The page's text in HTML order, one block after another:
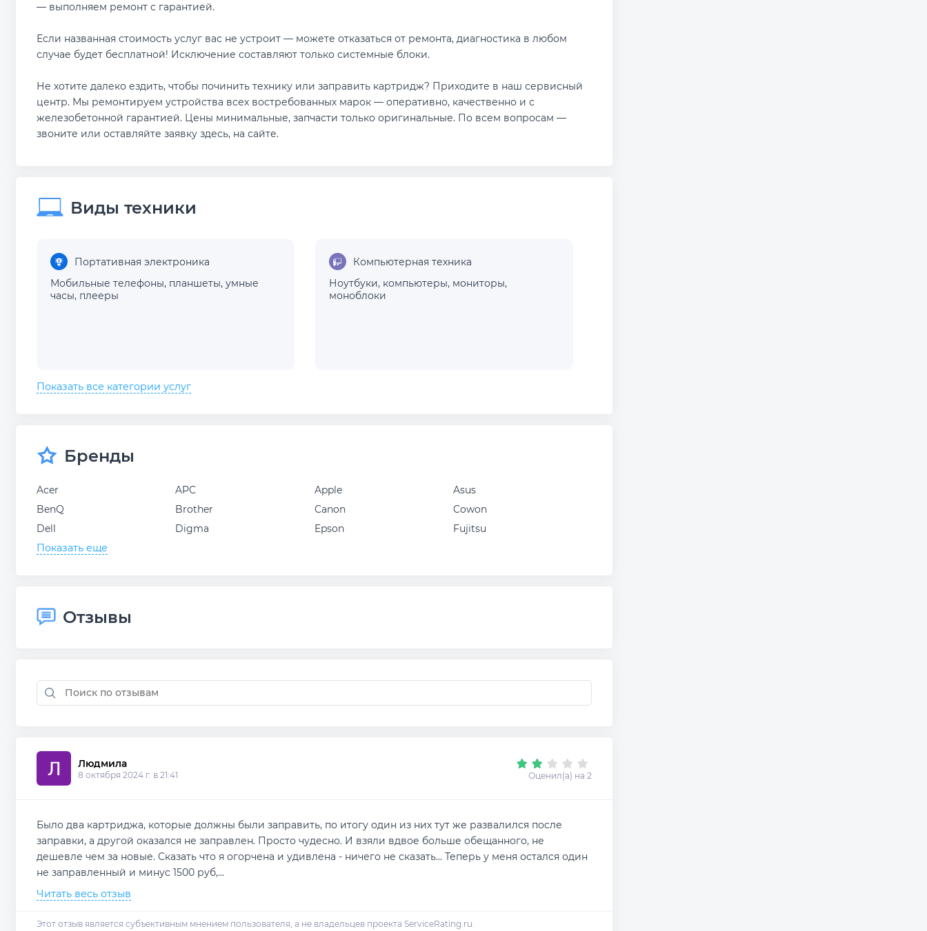
— выполняем ремонт с гарантией.
Если названная стоимость услуг вас не устроит — можете отказаться от ремонта, диагностика в любом
случае будет бесплатной! Исключение составляют только системные блоки.
Не хотите далеко ездить, чтобы починить технику или заправить картридж? Приходите в наш сервисный
центр. Мы ремонтируем устройства всех востребованных марок — оперативно, качественно и с
железобетонной гарантией. Цены минимальные, запчасти только оригинальные. По всем вопросам —
звоните или оставляйте заявку здесь, на сайте.
Виды техники
Портативная электроника
Мобильные телефоны, планшеты, умные
часы, плееры
Компьютерная техника
Ноутбуки, компьютеры, мониторы,
моноблоки
Показать все категории услуг
Бренды
Acer APC Apple
Asus
BenQ
Brother Canon
Cowon
Dell
Digma Epson
Fujitsu
Показать еще
Отзывы
Людмила
8 октября 2024 г. в 21:41 Оценил(а) на 2
Было два картриджа, которые должны были заправить, по итогу один из них тут же развалился после
заправки, а другой оказался не заправлен. Просто чудесно. И взяли вдвое больше обещанного, не
дешевле чем за новые. Сказать что я огорчена и удивлена - ничего не сказать... Теперь у меня остался один
не заправленный и минус 1500 руб,...
Читать весь отзыв